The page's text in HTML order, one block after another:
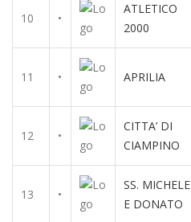
10 •
ATLETICO
2000
11 • APRILIA
12 •
CITTA’ DI
CIAMPINO
13 •
SS. MICHELE
E DONATO